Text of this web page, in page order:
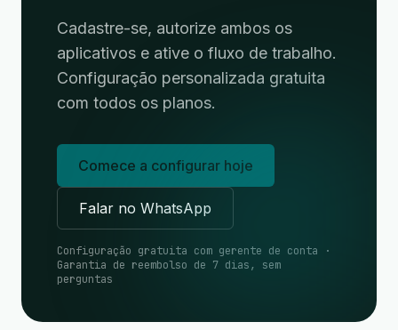
Cadastre-se, autorize ambos os
aplicativos e ative o fluxo de trabalho.
Configuração personalizada gratuita
com todos os planos.
Comece a configurar hoje
Falar no WhatsApp
Configuração gratuita com gerente de conta ·
Garantia de reembolso de 7 dias, sem
perguntas